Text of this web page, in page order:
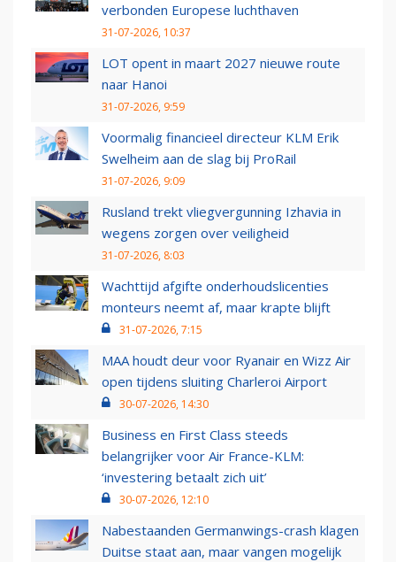
verbonden Europese luchthaven
31-07-2026, 10:37
LOT opent in maart 2027 nieuwe route
naar Hanoi
31-07-2026, 9:59
Voormalig financieel directeur KLM Erik
Swelheim aan de slag bij ProRail
31-07-2026, 9:09
Rusland trekt vliegvergunning Izhavia in
wegens zorgen over veiligheid
31-07-2026, 8:03
Wachttijd afgifte onderhoudslicenties
monteurs neemt af, maar krapte blijft
31-07-2026, 7:15
MAA houdt deur voor Ryanair en Wizz Air
open tijdens sluiting Charleroi Airport
30-07-2026, 14:30
Business en First Class steeds
belangrijker voor Air France-KLM:
‘investering betaalt zich uit’
30-07-2026, 12:10
Nabestaanden Germanwings-crash klagen
Duitse staat aan, maar vangen mogelijk